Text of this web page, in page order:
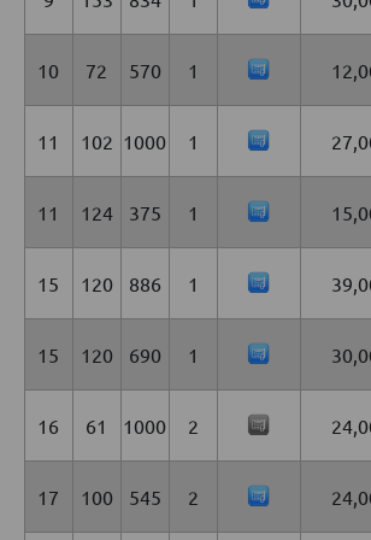
Armaturenindustrie. Typische Bauteile sind
Zahnräder, Pleuelstangen und
Dank seiner Eigenschaften lässt sich
Werkstoff auch durch den ähnlich
zusammengesetzten Stahl 1.7707
10 72 570 1
11 102 1000 1
11 124 375 1
15 120 886 1
15 120 690 1
16 61 1000 2
17 100 545 2